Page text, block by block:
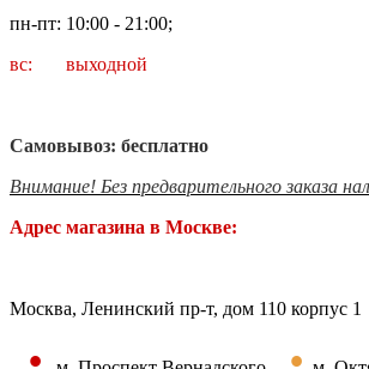
пн-пт: 10:00 - 21:00;
вс: выходной
Самовывоз: бесплатно
Внимание! Без предварительного заказа
Адрес магазина в Москве:
Москва, Ленинский пр-т, дом 110 корпус 1
• •